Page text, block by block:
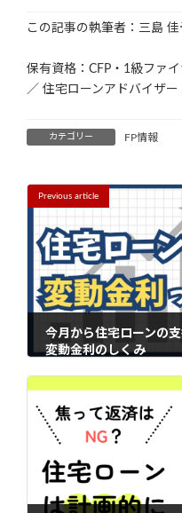
この記事の執筆者：三島 佳
保有資格：CFP・1級ファ
／ 住宅ローンアドバイザ
カテゴリー FP情報
Previous article
今月から住宅ローンの
変動金利のしくみ